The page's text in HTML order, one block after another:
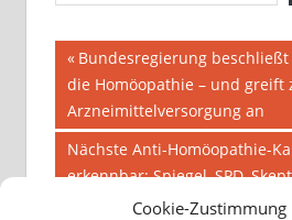
Cookie-Zustimmung
Vorheriger
Beitrag:
Bundesregierung
die Homöopathie – und greift
Arzneimittelversorgung an
Nächster
Beitrag:
Nächste Anti-Homöopathie-
erkennbar: Spiegel, SPD,
Arzneimittelstatus und